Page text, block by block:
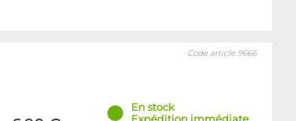
Code article 9666
En stock